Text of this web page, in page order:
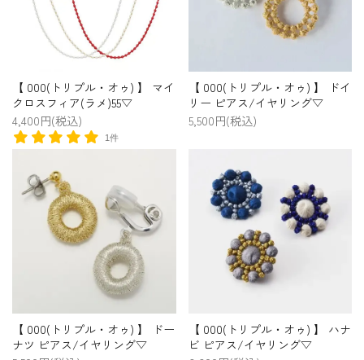
【 000(トリプル・オゥ) 】 マイ
クロスフィア(ラメ)55▽
4,400円(税込)
1件
【 000(トリプル・オゥ) 】 ドイ
リー ピアス/イヤリング▽
5,500円(税込)
【 000(トリプル・オゥ) 】 ドー
ナツ ピアス/イヤリング▽
【 000(トリプル・オゥ) 】 ハナ
ビ ピアス/イヤリング▽